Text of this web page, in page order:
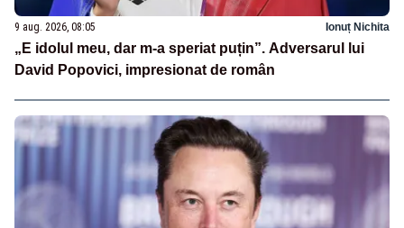
9 aug. 2026, 08:05 Ionuț Nichita
„E idolul meu, dar m-a speriat puțin”. Adversarul lui
David Popovici, impresionat de român